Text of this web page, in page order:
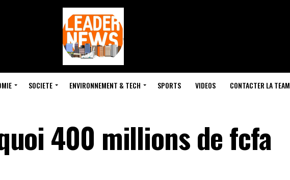
SOCIETE ENVIRONNEMENT & TECH SPORTS VIDEOS CONTACTER LA TEAM
400 millions de fcfa